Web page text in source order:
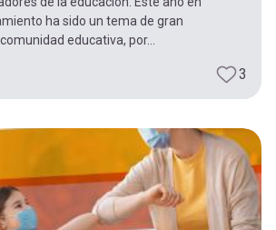
ha sido un tema de gran
educativa, por...
3